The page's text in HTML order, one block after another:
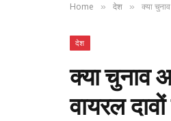
Home » देश » क्या
देश
क्या चुनाव
वायरल